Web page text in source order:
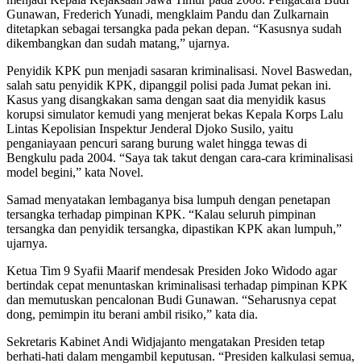
Gunawan, Frederich Yunadi, mengklaim Pandu dan Zulkarnain
ditetapkan sebagai tersangka pada pekan depan. “Kasusnya sudah
dikembangkan dan sudah matang,” ujarnya.
Penyidik KPK pun menjadi sasaran kriminalisasi. Novel Baswedan,
salah satu penyidik KPK, dipanggil polisi pada Jumat pekan ini.
Kasus yang disangkakan sama dengan saat dia menyidik kasus
korupsi simulator kemudi yang menjerat bekas Kepala Korps Lalu
Lintas Kepolisian Inspektur Jenderal Djoko Susilo, yaitu
penganiayaan pencuri sarang burung walet hingga tewas di
Bengkulu pada 2004. “Saya tak takut dengan cara-cara kriminalisasi
model begini,” kata Novel.
Samad menyatakan lembaganya bisa lumpuh dengan penetapan
tersangka terhadap pimpinan KPK. “Kalau seluruh pimpinan
tersangka dan penyidik tersangka, dipastikan KPK akan lumpuh,”
ujarnya.
Ketua Tim 9 Syafii Maarif mendesak Presiden Joko Widodo agar
bertindak cepat menuntaskan kriminalisasi terhadap pimpinan KPK
dan memutuskan pencalonan Budi Gunawan. “Seharusnya cepat
dong, pemimpin itu berani ambil risiko,” kata dia.
Sekretaris Kabinet Andi Widjajanto mengatakan Presiden tetap
berhati-hati dalam mengambil keputusan. “Presiden kalkulasi semua,